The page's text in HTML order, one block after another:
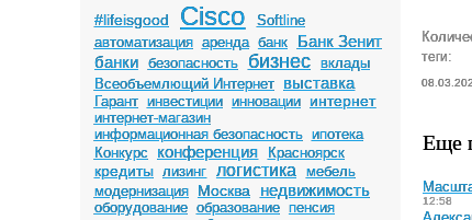
#lifeisgood Cisco
Softline
автоматизация аренда банк
Банк Зенит
банки безопасность бизнес
вклады
Всеобъемлющий Интернет
выставка
Гарант инвестиции инновации интернет
интернет-магазин
информационная безопасность ипотека
Конкурс
конференция Красноярск
кредиты лизинг логистика
мебель
модернизация
Москва недвижимость
оборудование образование пенсия
теги:
Еще
12:58